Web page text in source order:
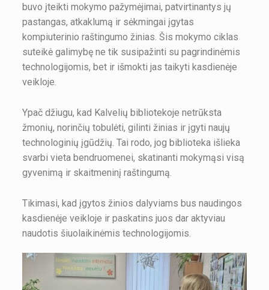
buvo įteikti mokymo pažymėjimai, patvirtinantys jų
pastangas, atkaklumą ir sėkmingai įgytas
kompiuterinio raštingumo žinias. Šis mokymo ciklas
suteikė galimybę ne tik susipažinti su pagrindinėmis
technologijomis, bet ir išmokti jas taikyti kasdienėje
veikloje.
Ypač džiugu, kad Kalvelių bibliotekoje netrūksta
žmonių, norinčių tobulėti, gilinti žinias ir įgyti naujų
technologinių įgūdžių. Tai rodo, jog biblioteka išlieka
svarbi vieta bendruomenei, skatinanti mokymąsi visą
gyvenimą ir skaitmeninį raštingumą.
Tikimasi, kad įgytos žinios dalyviams bus naudingos
kasdienėje veikloje ir paskatins juos dar aktyviau
naudotis šiuolaikinėmis technologijomis.